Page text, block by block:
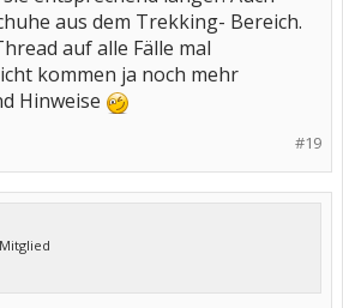
aus dem Trekking- Bereich.
auf alle Fälle mal
kommen ja noch mehr
Hinweise
#19